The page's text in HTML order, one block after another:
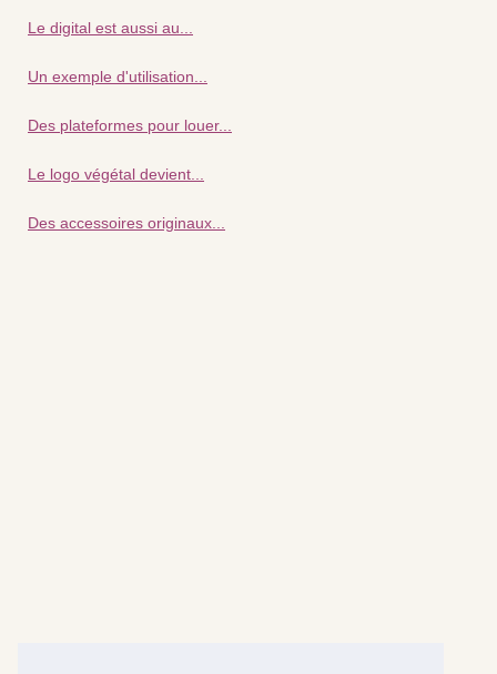
Le digital est aussi au...
Un exemple d'utilisation...
Des plateformes pour louer...
Le logo végétal devient...
Des accessoires originaux...